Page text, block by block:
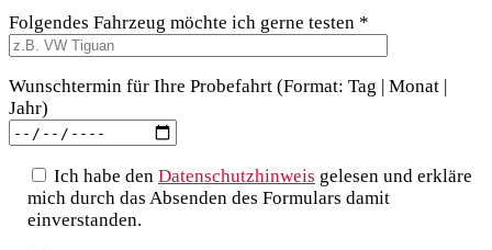
Folgendes Fahrzeug möchte ich gerne testen *
Wunschtermin für Ihre Probefahrt (Format: Tag | Monat |
Jahr)
Ich habe den Datenschutzhinweis gelesen und erkläre
mich durch das Absenden des Formulars damit
einverstanden.